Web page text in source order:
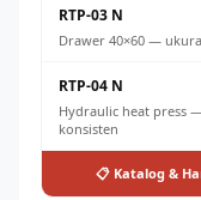
RTP-03 N
Drawer 40×60 —
RTP-04 N
Hydraulic heat press
konsisten
📋 Katalog &